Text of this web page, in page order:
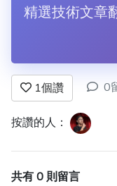
精選技術文章
1個讚 0
按讚的人：
共有 0 則留言